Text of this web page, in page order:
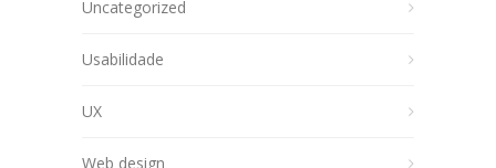
Uncategorized
Usabilidade
UX
Web design